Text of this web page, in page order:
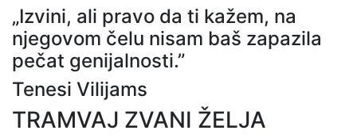
„Izvini, ali pravo da ti kažem, na
njegovom čelu nisam baš zapazila
pečat genijalnosti.”
Tenesi Vilijams
TRAMVAJ ZVANI ŽELJA